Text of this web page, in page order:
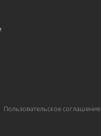
Пользовательское соглашение